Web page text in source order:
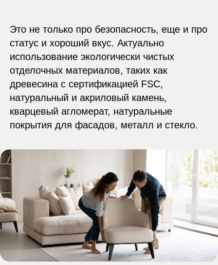
Это не только про безопасность, еще и про
статус и хороший вкус. Актуально
использование экологически чистых
отделочных материалов, таких как
древесина с сертификацией FSC,
натуральный и акриловый камень,
кварцевый агломерат, натуральные
покрытия для фасадов, металл и стекло.